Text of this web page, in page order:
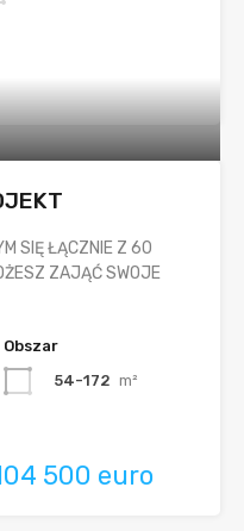
SIĘ ŁĄCZNIE Z 60
ZAJĄĆ SWOJE
Obszar
54-172 m²
500 euro